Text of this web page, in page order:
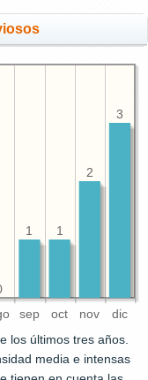
sep oct nov dic
3
2
1
1
los últimos tres años.
media e intensas